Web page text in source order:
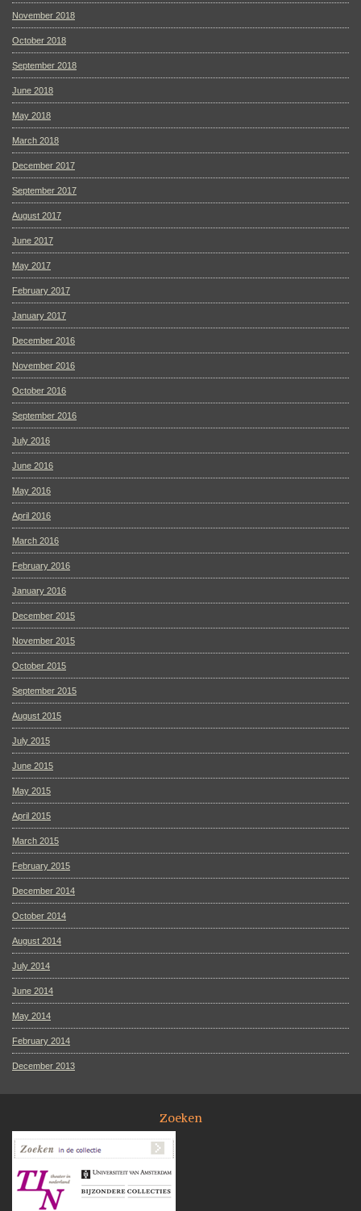
November 2018
October 2018
September 2018
June 2018
May 2018
March 2018
December 2017
September 2017
August 2017
June 2017
May 2017
February 2017
January 2017
December 2016
November 2016
October 2016
September 2016
July 2016
June 2016
May 2016
April 2016
March 2016
February 2016
January 2016
December 2015
November 2015
October 2015
September 2015
August 2015
July 2015
June 2015
May 2015
April 2015
March 2015
February 2015
December 2014
October 2014
August 2014
July 2014
June 2014
May 2014
February 2014
December 2013
Zoeken